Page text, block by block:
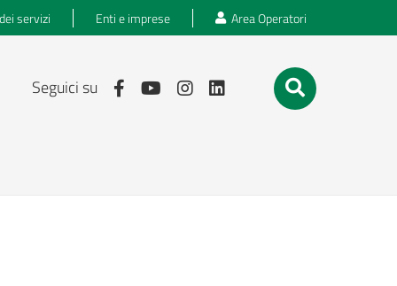
servizi Enti e imprese Area Operatori
Seguici su